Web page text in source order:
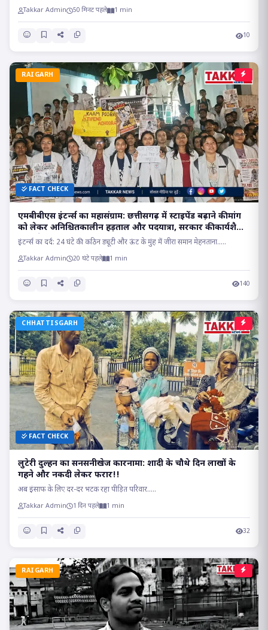
Takkar Admin 50 मिनट पहले 1 min
10
RAIGARH
FACT CHECK
एमबीबीएस इंटर्न्स का महासंग्राम: छत्तीसगढ़ में स्टाइपेंड बढ़ाने की मांग
को लेकर अनिश्चितकालीन हड़ताल और पदयात्रा, सरकार की कार्यशैली
पर खड़े किए गंभीर सवाल?
इंटर्न्स का दर्द: 24 घंटे की कठिन ड्यूटी और ऊंट के मुंह में जीरा समान मेहनताना.....
Takkar Admin 20 घंटे पहले 1 min
140
CHHATTISGARH
FACT CHECK
लुटेरी दुल्हन का सनसनीखेज कारनामा: शादी के चौथे दिन लाखों के
गहने और नकदी लेकर फरार!!
अब इंसाफ के लिए दर-दर भटक रहा पीड़ित परिवार.....
Takkar Admin 1 दिन पहले 1 min
32
RAIGARH